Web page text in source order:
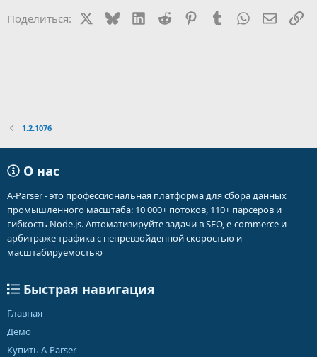
и
Поделиться: BlueskyLinkedIn
Reddit PinterestTumblr WhatsApp
1.2.1076
О нас
A-Parser - это профессиональная платформа для сбора данных
промышленного масштаба: 10 000+ потоков, 110+ парсеров и
гибкость Node.js. Автоматизируйте задачи в SEO, e-commerce и
арбитраже трафика с непревзойденной скоростью и
масштабируемостью
Быстрая навигация
Главная
Демо
Купить A-Parser